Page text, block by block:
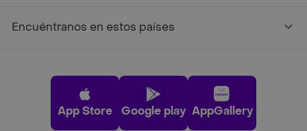
Encuéntranos en estos países
App Store Google play AppGallery